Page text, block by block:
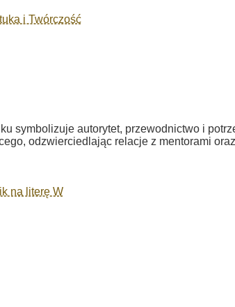
i Twórczość
symbolizuje autorytet, przewodnictwo i
odzwierciedlając relacje z mentorami oraz
na literę W